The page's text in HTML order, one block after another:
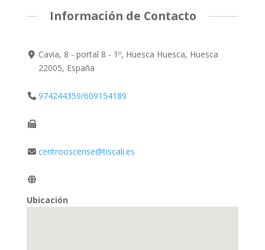
Información de Contacto
Cavia, 8 - portal 8 - 1º, Huesca Huesca, Huesca
22005, España
974244359/609154189
centrooscense@tiscali.es
Ubicación